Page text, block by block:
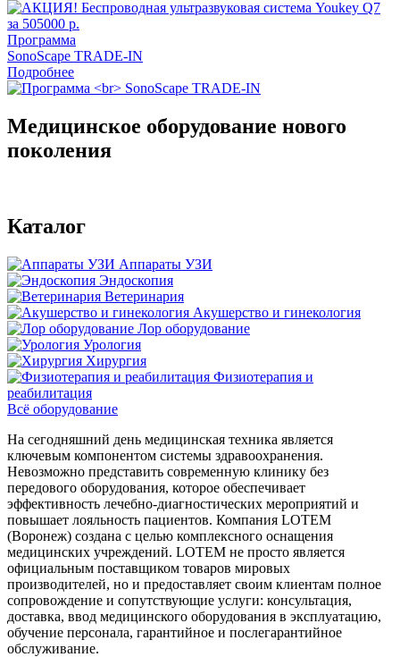
Программа
SonoScape TRADE-IN
Подробнее
Медицинское оборудование нового
поколения
Каталог
Аппараты УЗИ
Эндоскопия
Ветеринария
Акушерство и гинекология
Лор оборудование
Урология
Хирургия
Физиотерапия и
реабилитация
Всё оборудование
На сегодняшний день медицинская техника является
ключевым компонентом системы здравоохранения.
Невозможно представить современную клинику без
передового оборудования, которое обеспечивает
эффективность лечебно-диагностических мероприятий и
повышает лояльность пациентов. Компания LOTEM
(Воронеж) создана с целью комплексного оснащения
медицинских учреждений. LOTEM не просто является
официальным поставщиком товаров мировых
производителей, но и предоставляет своим клиентам полное
сопровождение и сопутствующие услуги: консультация,
доставка, ввод медицинского оборудования в эксплуатацию,
обучение персонала, гарантийное и послегарантийное
обслуживание.